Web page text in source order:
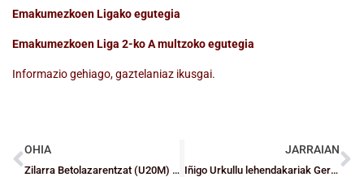
Emakumezkoen Ligako egutegia
Emakumezkoen Liga 2-ko A multzoko egutegia
Informazio gehiago, gaztelaniaz ikusgai.
OHIA
Zilarra Betolazarentzat (U20M) eta brontzezko domina German Mongerentzat (U18W)
JARRAIAN
Iñigo Urkullu lehendakariak Gernika KESB hartu du